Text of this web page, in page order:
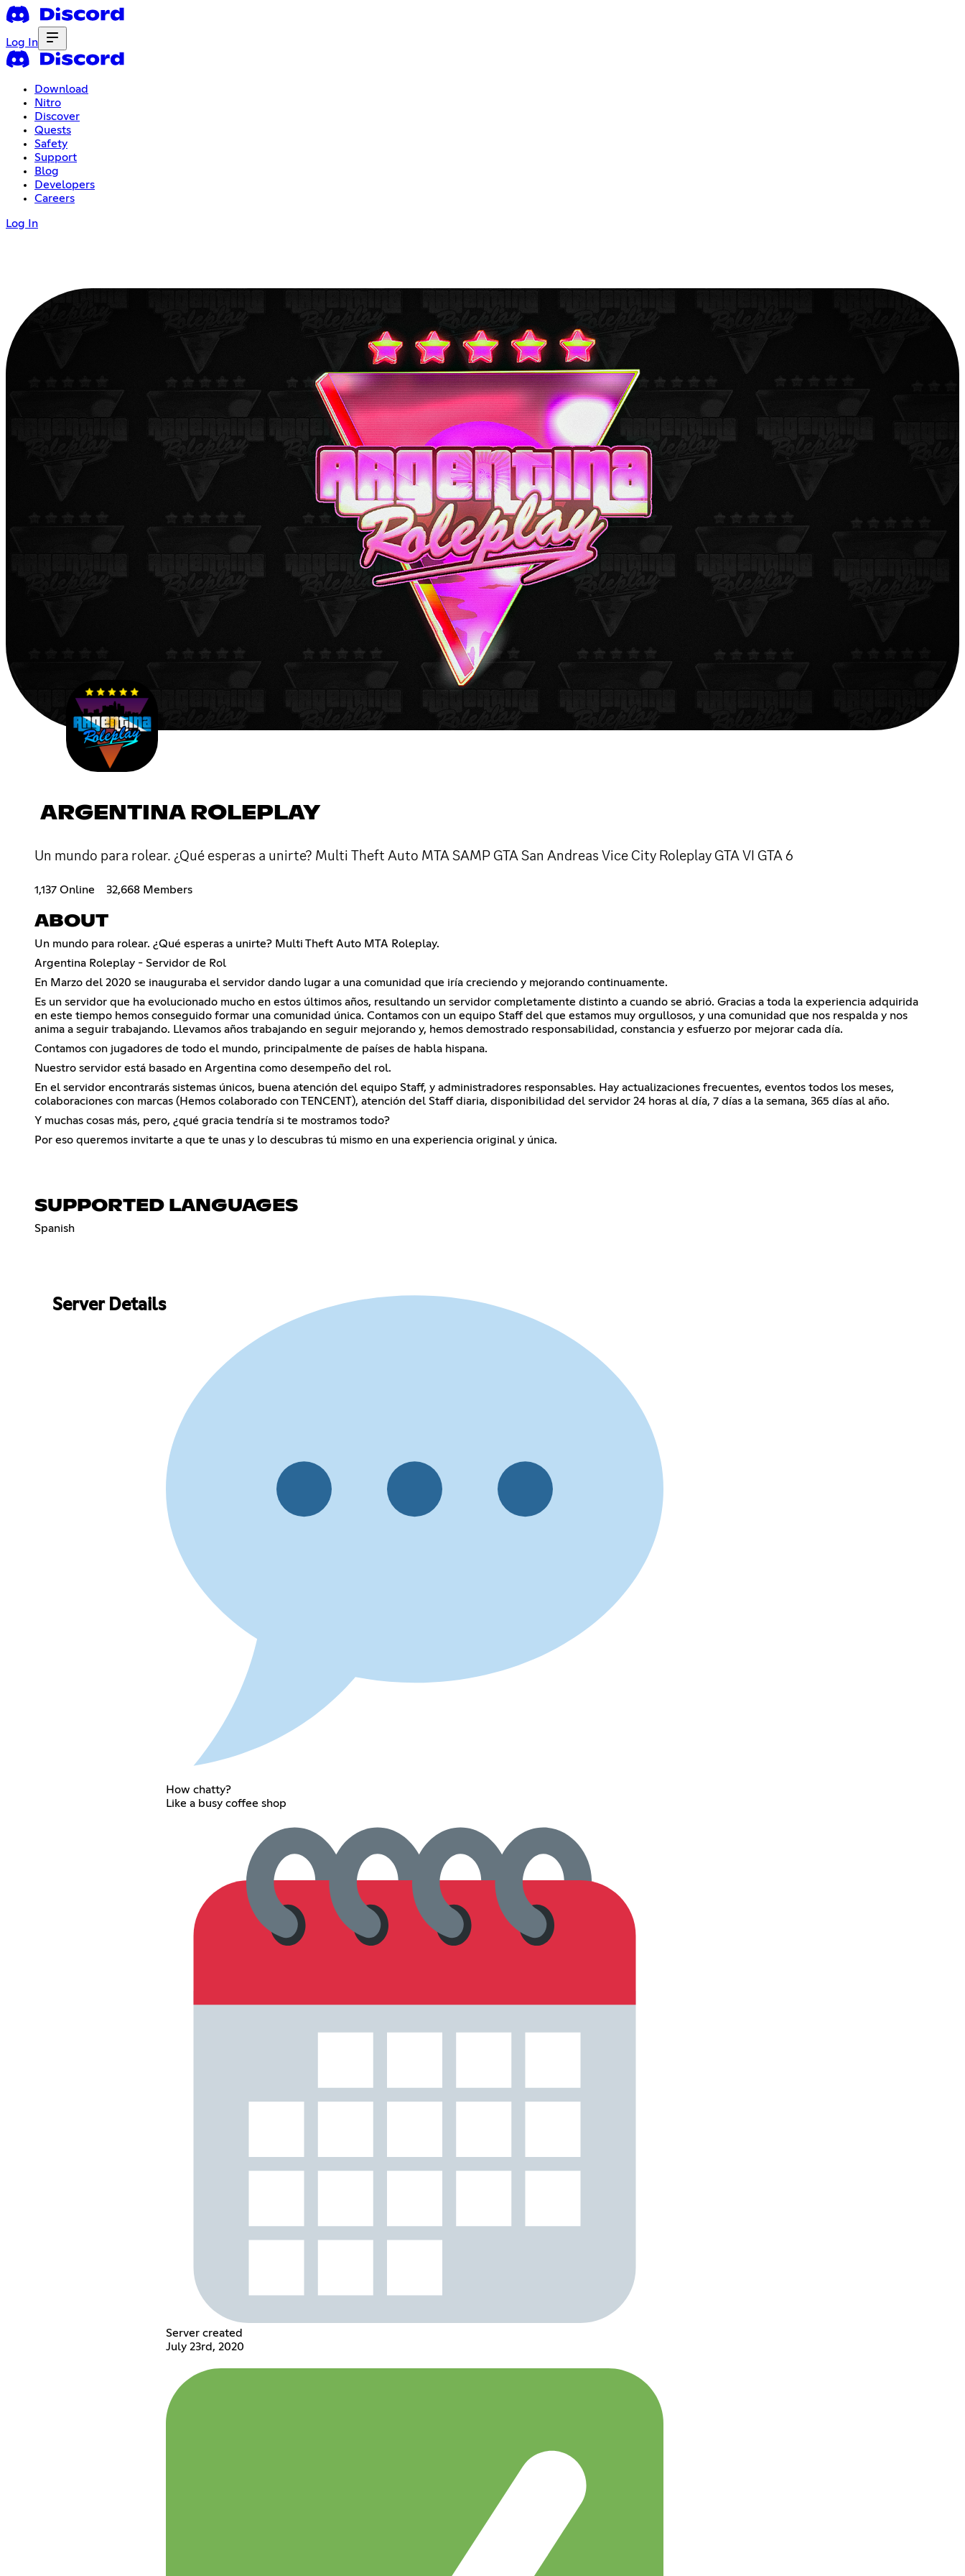
Log In
Download
Nitro
Discover
Quests
Safety
Support
Blog
Developers
Careers
Log In
ARGENTINA ROLEPLAY
Un mundo para rolear. ¿Qué esperas a unirte? Multi Theft Auto MTA SAMP GTA San Andreas Vice City Roleplay GTA VI GTA 6
1,137 Online 32,668 Members
ABOUT
Un mundo para rolear. ¿Qué esperas a unirte? Multi Theft Auto MTA Roleplay.
Argentina Roleplay - Servidor de Rol
En Marzo del 2020 se inauguraba el servidor dando lugar a una comunidad que iría creciendo y mejorando continuamente.
Es un servidor que ha evolucionado mucho en estos últimos años, resultando un servidor completamente distinto a cuando se abrió. Gracias a toda la experiencia adquirida
en este tiempo hemos conseguido formar una comunidad única. Contamos con un equipo Staff del que estamos muy orgullosos, y una comunidad que nos respalda y nos
anima a seguir trabajando. Llevamos años trabajando en seguir mejorando y, hemos demostrado responsabilidad, constancia y esfuerzo por mejorar cada día.
Contamos con jugadores de todo el mundo, principalmente de países de habla hispana.
Nuestro servidor está basado en Argentina como desempeño del rol.
En el servidor encontrarás sistemas únicos, buena atención del equipo Staff, y administradores responsables. Hay actualizaciones frecuentes, eventos todos los meses,
colaboraciones con marcas (Hemos colaborado con TENCENT), atención del Staff diaria, disponibilidad del servidor 24 horas al día, 7 días a la semana, 365 días al año.
Y muchas cosas más, pero, ¿qué gracia tendría si te mostramos todo?
Por eso queremos invitarte a que te unas y lo descubras tú mismo en una experiencia original y única.
SUPPORTED LANGUAGES
Spanish
Server Details
How chatty?
Like a busy coffee shop
Server created
July 23rd, 2020